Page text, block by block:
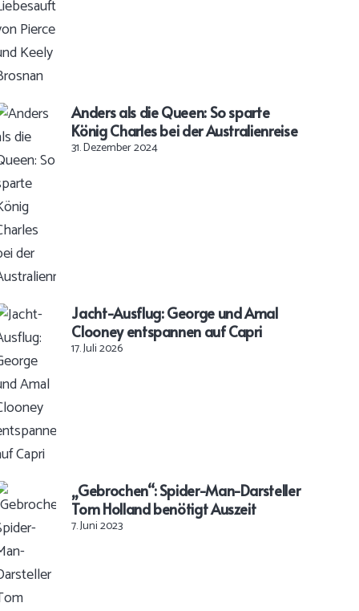
Anders als die Queen: So sparte
König Charles bei der Australienreise
31. Dezember 2024
Jacht-Ausflug: George und Amal
Clooney entspannen auf Capri
17. Juli 2026
„Gebrochen“: Spider-Man-Darsteller
Tom Holland benötigt Auszeit
7. Juni 2023